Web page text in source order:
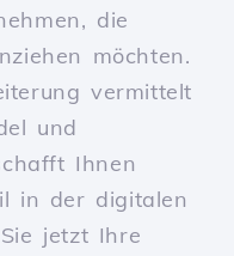
die
möchten.
vermittelt
und
Ihnen
in der digitalen
jetzt Ihre